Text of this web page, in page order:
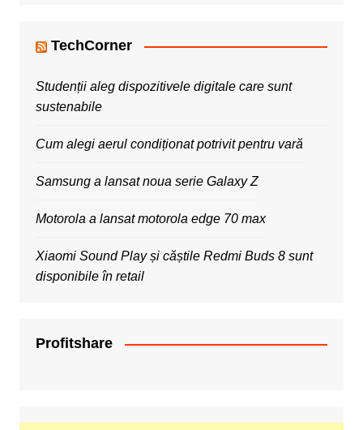
TechCorner
Studenții aleg dispozitivele digitale care sunt
sustenabile
Cum alegi aerul condiționat potrivit pentru vară
Samsung a lansat noua serie Galaxy Z
Motorola a lansat motorola edge 70 max
Xiaomi Sound Play și căștile Redmi Buds 8 sunt
disponibile în retail
Profitshare